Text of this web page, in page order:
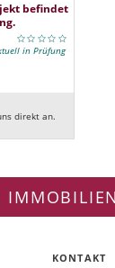
befindet
in Prüfung
direkt an.
KONTAKT